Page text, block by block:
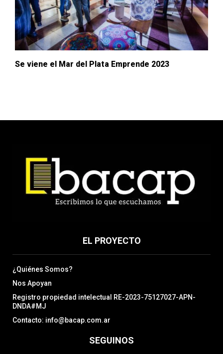
Se viene el Mar del Plata Emprende 2023
EL PROYECTO
¿Quiénes Somos?
Nos Apoyan
Registro propiedad intelectual RE-2023-75127027-APN-
DNDA#MJ
Contacto: info@bacap.com.ar
SEGUINOS